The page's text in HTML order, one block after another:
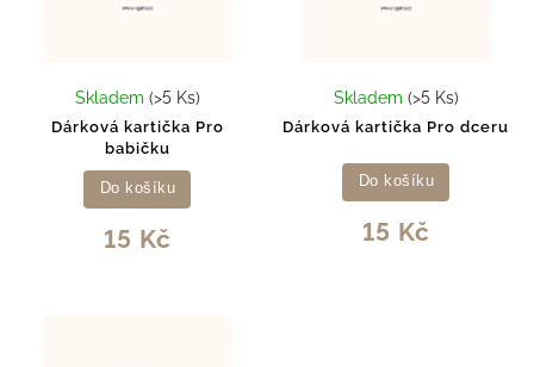
Dárková kartička Pro
babičku
Skladem (>5 Ks)
15 Kč
Do košíku
Dárková kartička Pro dceru
Skladem (>5 Ks)
15 Kč
Do košíku